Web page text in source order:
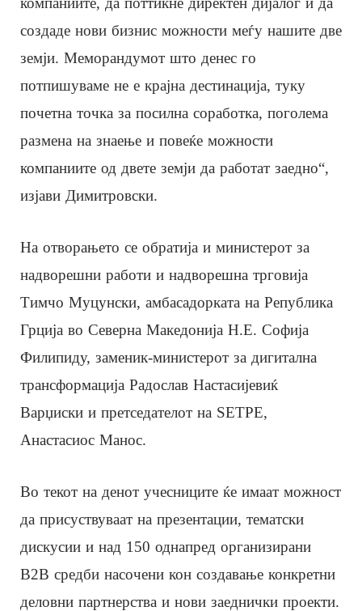
создаде нови бизнис можности меѓу нашите две
земји. Меморандумот што денес го
потпишуваме не е крајна дестинација, туку
почетна точка за посилна соработка, поголема
размена на знаење и повеќе можности
компаниите од двете земји да работат заедно“,
изјави Димитровски.
На отворањето се обратија и министерот за
надворешни работи и надворешна трговија
Тимчо Муцунски, амбасадорката на Република
Грција во Северна Македонија Н.Е. Софија
Филипиду, заменик-министерот за дигитална
трансформација Радослав Настасијевиќ
Варџиски и претседателот на SETPE,
Анастасиос Манос.
Во текот на денот учесниците ќе имаат можност
да присуствуваат на презентации, тематски
дискусии и над 150 однапред организирани
B2B средби насочени кон создавање конкретни
деловни партнерства и нови заеднички проекти.